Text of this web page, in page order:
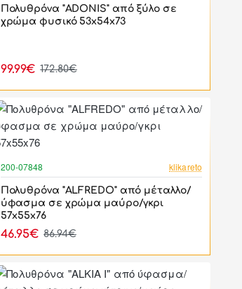
Πολυθρόνα "ADONIS" από ξύλο σε
χρώμα φυσικό 53x54x73
99.99€ 172.80€
200-07848 klikareto
Πολυθρόνα "ALFREDO" από μέταλλο/
ύφασμα σε χρώμα μαύρο/γκρι
57x55x76
46.95€ 86.94€